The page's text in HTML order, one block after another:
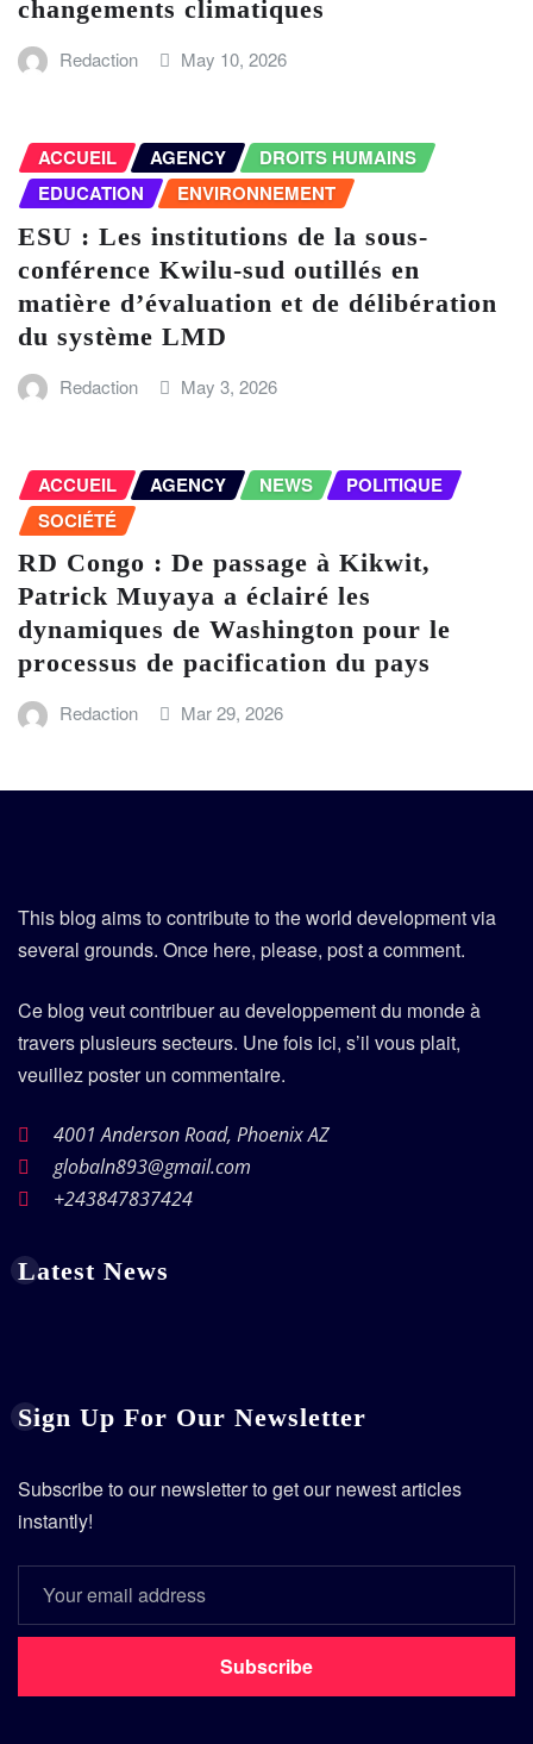
changements climatiques
Redaction May 10, 2026
ACCUEIL AGENCY
DROITS HUMAINS
EDUCATION
ENVIRONNEMENT
ESU : Les institutions de la sous-
conférence Kwilu-sud outillés en
matière d’évaluation et de délibération
du système LMD
Redaction May 3, 2026
ACCUEIL AGENCY NEWS
POLITIQUE
SOCIÉTÉ
RD Congo : De passage à Kikwit,
Patrick Muyaya a éclairé les
dynamiques de Washington pour le
processus de pacification du pays
Redaction Mar 29, 2026
This blog aims to contribute to the world development via
several grounds. Once here, please, post a comment.
Ce blog veut contribuer au developpement du monde à
travers plusieurs secteurs. Une fois ici, s’il vous plait,
veuillez poster un commentaire.
4001 Anderson Road, Phoenix AZ
globaln893@gmail.com
+243847837424
Latest News
Sign Up For Our Newsletter
Subscribe to our newsletter to get our newest articles
instantly!
Subscribe